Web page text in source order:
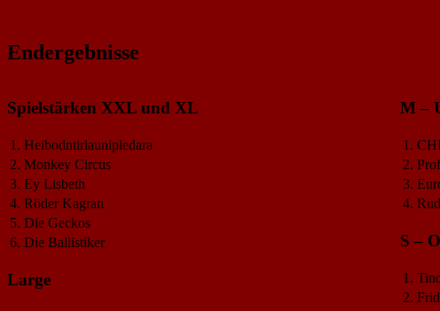
Endergebnisse
Spielstärken XXL und XL
1. Heibodntirlaunipledara
2. Monkey Circus
3. Ey Lisbeth
4. Röder Kagran
5. Die Geckos
6. Die Ballistiker
Large
M –
1.
2.
3.
4.
S –
1.
2.